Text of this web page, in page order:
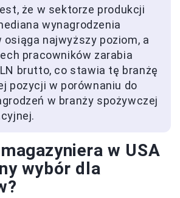
że w sektorze produkcji
wynagrodzenia
osiąga najwyższy poziom, a
pracowników zarabia
brutto, co stawia tę branżę
pozycji w porównaniu do
w branży spożywczej
w USA
wybór dla